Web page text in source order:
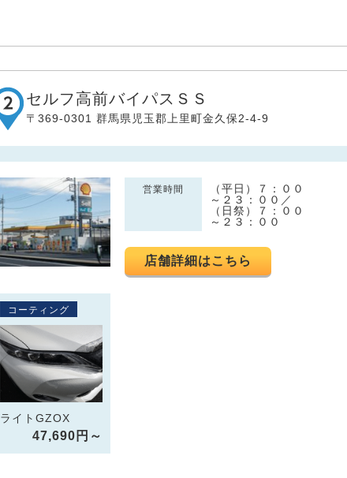
セルフ高前バイパスＳＳ
〒369-0301 群馬県児玉郡上里町金久保2-4-9
営業時間
（平日）７：００
～２３：００／
（日祭）７：００
～２３：００
店舗詳細はこちら
コーティング
ライトGZOX
47,690円～